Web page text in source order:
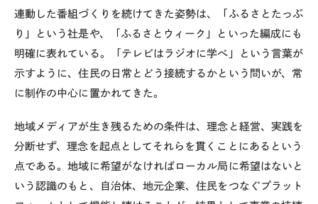
連動した番組づくりを続けてきた姿勢は、「ふるさとたっぷ
り」という社是や、「ふるさとウィーク」といった編成にも
明確に表れている。「テレビはラジオに学べ」という言葉が
示すように、住民の日常とどう接続するかという問いが、常
に制作の中心に置かれてきた。
地域メディアが生き残るための条件は、理念と経営、実践を
分断せず、理念を起点としてそれらを貫くことにあるという
点である。地域に希望がなければローカル局に希望はないと
いう認識のもと、自治体、地元企業、住民をつなぐプラット